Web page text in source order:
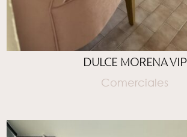
DULCE MORENA VIP
Comerciales